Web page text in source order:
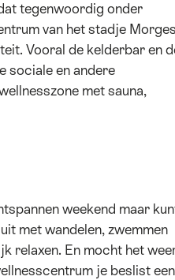
tegenwoordig onder
van het stadje
Vooral de kelderbar en
sociale en andere
met sauna,
weekend maar
met wandelen, zwemmen
relaxen. En mocht het
je beslist een